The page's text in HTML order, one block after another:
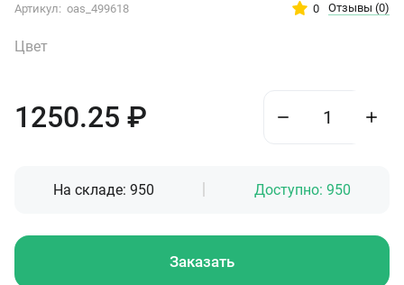
Артикул: oas_499618 0 Отзывы (0)
Цвет
1250.25 ₽
На складе:950 Доступно: 950
Заказать